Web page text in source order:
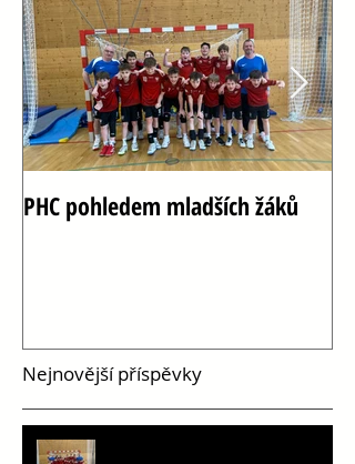
PHC pohledem mladších žáků
Nejnovější příspěvky